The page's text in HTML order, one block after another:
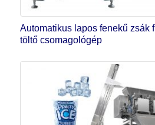
Automatikus lapos fenekű zsák
töltő csomagológép